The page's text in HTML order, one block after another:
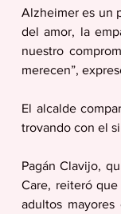
Alzheimer es un
del amor, la
nuestro
merecen”,
El alcalde
trovando con el
Pagán Clavijo,
Care, reiteró
adultos